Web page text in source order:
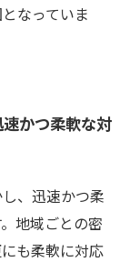
なっていま
かつ柔軟な対
、迅速かつ柔
地域ごとの密
も柔軟に対応